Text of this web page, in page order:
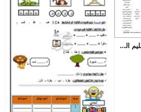
الخطة الفصلية لنظام التعليم المدمج (اجتماعيات) الخامس